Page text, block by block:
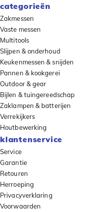
categorieën
Zakmessen
Vaste messen
Multitools
Slijpen & onderhoud
Keukenmessen & snijden
Pannen & kookgerei
Outdoor & gear
Bijlen & tuingereedschap
Zaklampen & batterijen
Verrekijkers
Houtbewerking
klantenservice
Service
Garantie
Retouren
Herroeping
Privacyverklaring
Voorwaarden